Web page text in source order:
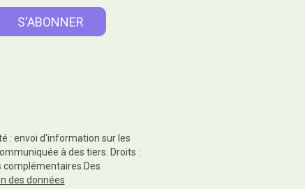
: envoi d'information sur les
à des tiers. Droits :
complémentaires.Des
des données